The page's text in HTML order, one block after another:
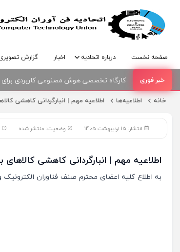
صفحه نخست درباره اتحادیه اخبار گزارش
کارگاه تخصصی هوش مصنوعی کاربردی برای
امضای تفاهمنامه همکاری بین اتحادیه صنف
خانه اطلاعیه‌ها اطلاعیه مهم | انبارگردانی کاهشی
انتشار: 15 اردیبهشت 1405 وضعیت: منتشر شده
اطلاعیه مهم | انبارگردانی کاهشی کالاهای
به اطلاع کلیه اعضای محترم صنف فناوران الکترونیک